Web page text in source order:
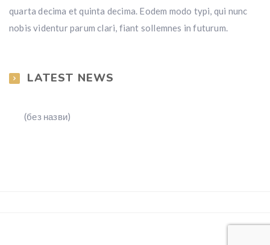
quarta decima et quinta decima. Eodem modo typi, qui nunc
nobis videntur parum clari, fiant sollemnes in futurum.
LATEST NEWS
(без назви)